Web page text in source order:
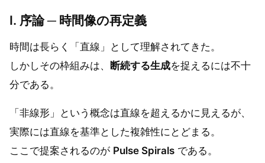
I. 序論 ─ 時間像の再定義
時間は長らく「直線」として理解されてきた。
しかしその枠組みは、 断続する生成を捉えるには不十
分である。
「非線形」という概念は直線を超えるかに見えるが、
実際には直線を基準とした複雑性にとどまる。
ここで提案されるのが Pulse Spirals である。